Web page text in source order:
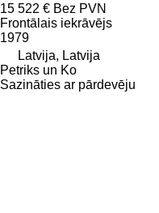
15 522 € Bez PVN
Frontālais iekrāvējs
1979
Latvija, Latvija
Petriks un Ko
Sazināties ar pārdevēju